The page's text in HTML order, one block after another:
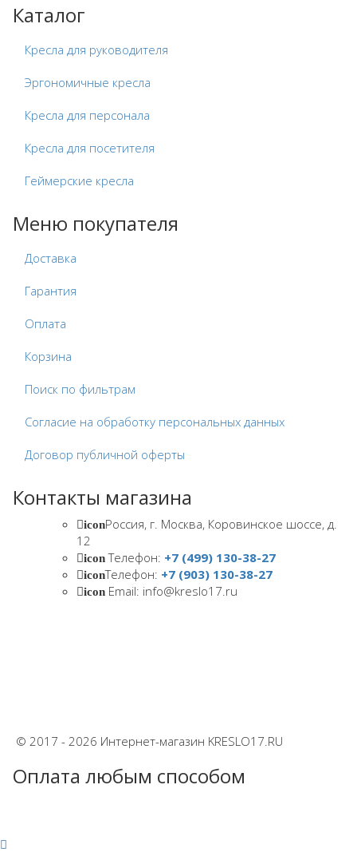
Каталог
Кресла для руководителя
Эргономичные кресла
Кресла для персонала
Кресла для посетителя
Геймерские кресла
Меню покупателя
Доставка
Гарантия
Оплата
Корзина
Поиск по фильтрам
Согласие на обработку персональных данных
Договор публичной оферты
Контакты магазина
iconРоссия, г. Москва, Коровинское шоссе, д.
12
iconТелефон: +7 (499) 130-38-27
iconТелефон: +7 (903) 130-38-27
icon Email: info@kreslo17.ru
© 2017 - 2026 Интернет-магазин KRESLO17.RU
Оплата любым способом